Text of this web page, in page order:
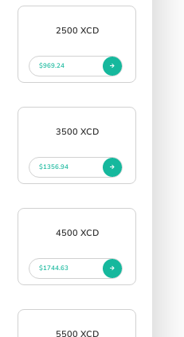
2500 XCD
$969.24
3500 XCD
$1356.94
4500 XCD
$1744.63
5500 XCD